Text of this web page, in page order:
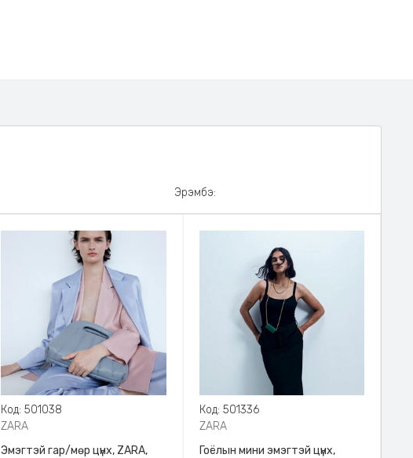
Эрэмбэ:
Код: 501038
ZARA
Эмэгтэй гар/мөр цүнх, ZARA,
Код: 501336
ZARA
Гоёлын мини эмэгтэй цүнх,